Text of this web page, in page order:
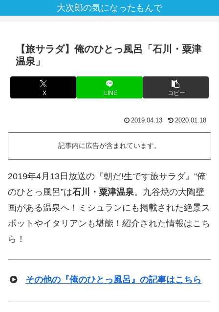
大次郎の気になったもんで
【旅サラダ】俺のひとっ風呂「石川・粟津
温泉」
X LINE コピー
2019.04.13 2020.01.18
記事内に広告が含まれています。
2019年4月13日放送の『朝だ!生です旅サラダ』“俺
のひとっ風呂”は石川・粟津温泉。九谷焼の大陶壁
画がある温泉へ！ミシュランにも掲載された絶景ス
ポットやイタリアンも堪能！紹介された情報はこち
ら！
その他の『俺のひとっ風呂』の記事はこちら